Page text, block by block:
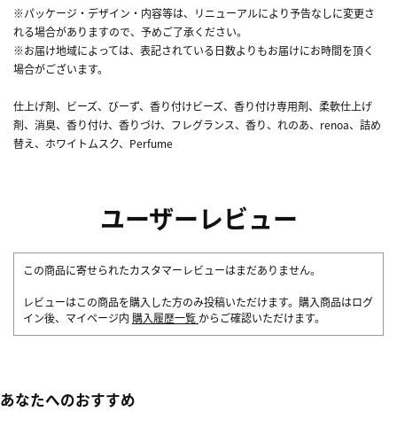
※パッケージ・デザイン・内容等は、リニューアルにより予告なしに変更さ
れる場合がありますので、予めご了承ください。
※お届け地域によっては、表記されている日数よりもお届けにお時間を頂く
場合がございます。
仕上げ剤、ビーズ、びーず、香り付けビーズ、香り付け専用剤、柔軟仕上げ
剤、消臭、香り付け、香りづけ、フレグランス、香り、れのあ、renoa、詰め
替え、ホワイトムスク、Perfume
ユーザーレビュー
この商品に寄せられたカスタマーレビューはまだありません。
レビューはこの商品を購入した方のみ投稿いただけます。購入商品はログ
イン後、マイページ内 購入履歴一覧 からご確認いただけます。
あなたへのおすすめ